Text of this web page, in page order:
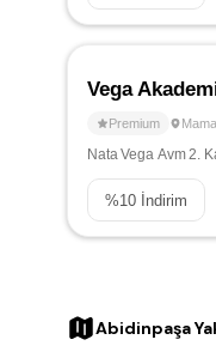
Vega
Premium
Nata Vega Avm 2.
%10 İndirim
Abidinpaşa